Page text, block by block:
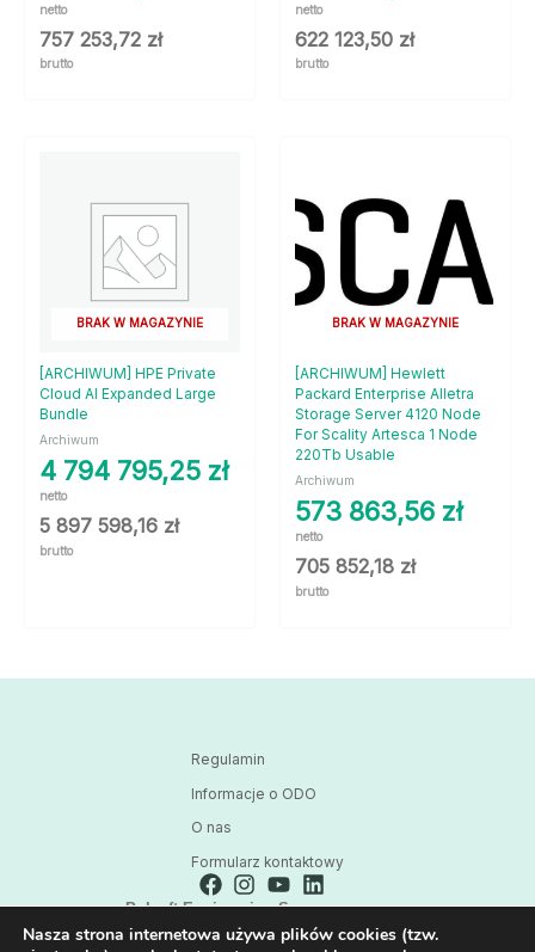
netto
757 253,72 zł
brutto
netto
622 123,50 zł
brutto
BRAK W MAGAZYNIE
[ARCHIWUM] HPE Private
Cloud AI Expanded Large
Bundle
Archiwum
4 794 795,25 zł
netto
5 897 598,16 zł
brutto
BRAK W MAGAZYNIE
[ARCHIWUM] Hewlett
Packard Enterprise Alletra
Storage Server 4120 Node
For Scality Artesca 1 Node
220Tb Usable
Archiwum
573 863,56 zł
netto
705 852,18 zł
brutto
Regulamin
Informacje o ODO
O nas
Formularz kontaktowy
Polsoft Engineering Sp. z o.o.
ul. 73 Pułku Piechoty 1, 40-467 Katowice
Nasza strona internetowa używa plików cookies (tzw.